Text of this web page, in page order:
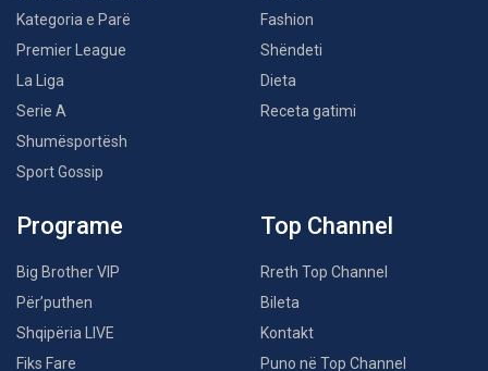
Kategoria e Parë
Premier League
La Liga
Serie A
Shumësportësh
Sport Gossip
Fashion
Shëndeti
Dieta
Receta gatimi
Programe
Big Brother VIP
Për’puthen
Shqipëria LIVE
Fiks Fare
Top Channel
Rreth Top Channel
Bileta
Kontakt
Puno në Top Channel